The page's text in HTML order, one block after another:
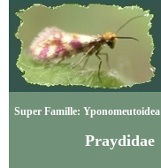
Super Famille: Yponomeutoidea
Praydidae